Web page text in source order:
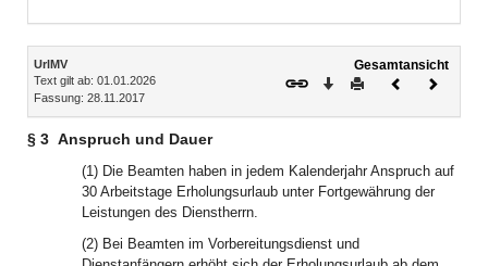
Inhalt
UrlMV
Text gilt ab: 01.01.2026
Fassung: 28.11.2017
Gesamtansicht
Download
DruckenVorheriges
§ 3 Anspruch und Dauer
(1) Die Beamten haben in jedem Kalenderjahr Anspruch auf
30 Arbeitstage Erholungsurlaub unter Fortgewährung der
Leistungen des Dienstherrn.
(2) Bei Beamten im Vorbereitungsdienst und